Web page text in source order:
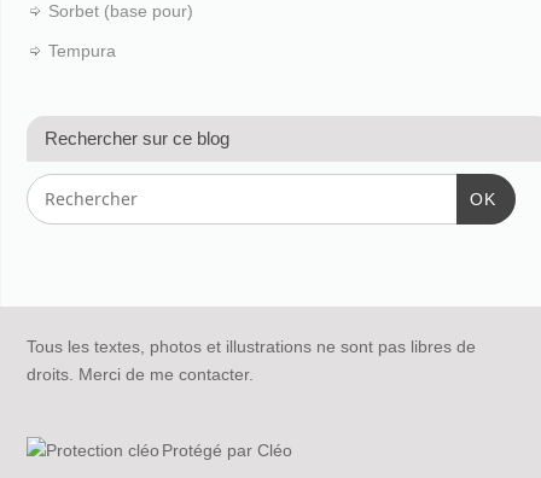
Sorbet (base pour)
Tempura
Rechercher sur ce blog
OK
Tous les textes, photos et illustrations ne sont pas libres de
droits. Merci de me contacter.
Protégé par Cléo